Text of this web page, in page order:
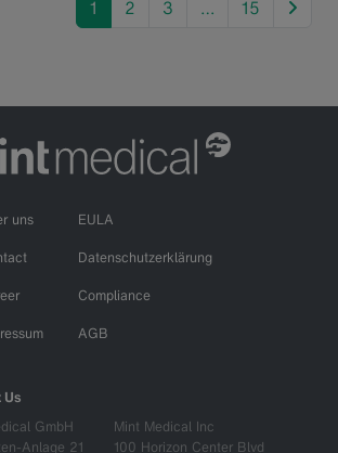
1 2 3 … 15
uns EULA
Datenschutzerklärung
Compliance
AGB
Us
GmbH
Anlage 21
Mint Medical Inc
100 Horizon Center Blvd